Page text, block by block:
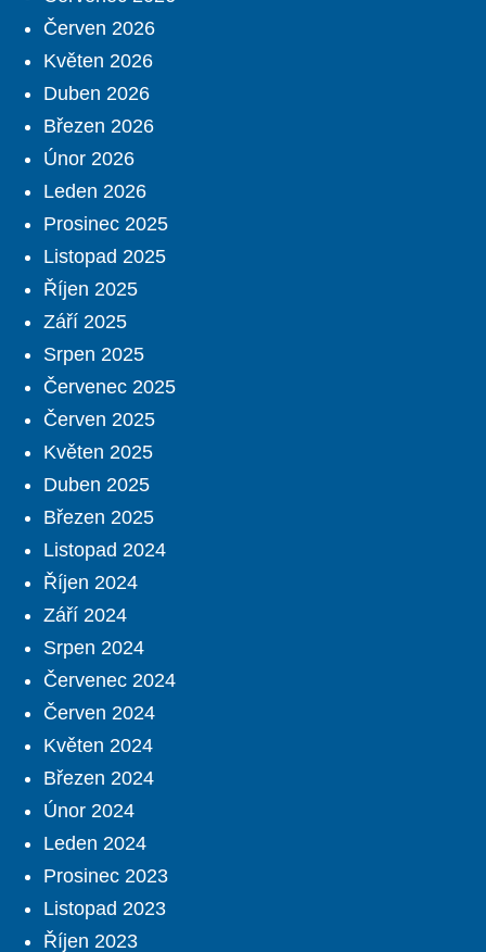
Červen 2026
Květen 2026
Duben 2026
Březen 2026
Únor 2026
Leden 2026
Prosinec 2025
Listopad 2025
Říjen 2025
Září 2025
Srpen 2025
Červenec 2025
Červen 2025
Květen 2025
Duben 2025
Březen 2025
Listopad 2024
Říjen 2024
Září 2024
Srpen 2024
Červenec 2024
Červen 2024
Květen 2024
Březen 2024
Únor 2024
Leden 2024
Prosinec 2023
Listopad 2023
Říjen 2023